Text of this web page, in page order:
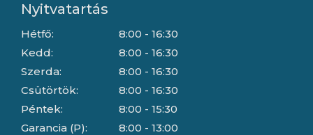
Nyitvatartás
Hétfő:
Kedd:
Szerda:
Csütörtök:
Péntek:
Garancia (P):
8:00 - 16:30
8:00 - 16:30
8:00 - 16:30
8:00 - 16:30
8:00 - 15:30
8:00 - 13:00